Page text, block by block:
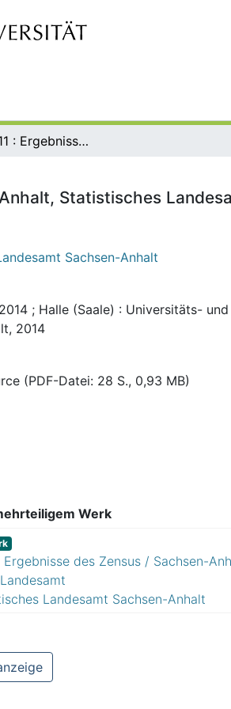
Zensus 2011 : Ergebnisse des Zensus / Sachsen-Anhalt, Statistisches Landesamt
Statistisches
Sachsen-Anhalt
; Halle (Saale) : Universitäts-
2014
(PDF-Datei: 28 S., 0,93 MB)
Werk
Ergebnisse des Zensus / Sachsen-
Landesamt Sachsen-Anhalt